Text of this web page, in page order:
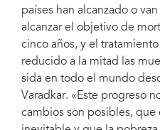
países han alcanzado o
alcanzar el objetivo de
cinco años, y el
reducido a la mitad las
sida en todo el mundo
Varadkar. «Este progreso
cambios son posibles, que